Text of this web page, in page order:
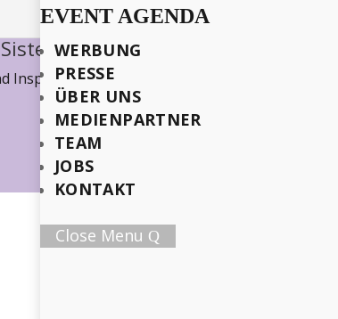
EVENT AGENDA
WERBUNG
PRESSE
ÜBER UNS
MEDIENPARTNER
TEAM
JOBS
KONTAKT
Close Menu
wie wir gemeinsam die Welt bewegen.